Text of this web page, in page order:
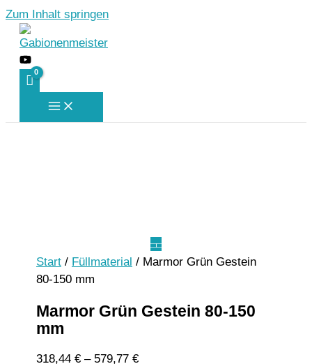
Zum Inhalt springen
Start/ Füllmaterial / Marmor Grün Gestein
80-150 mm
Marmor Grün Gestein 80-150
mm
318,44 €– 579,77 €